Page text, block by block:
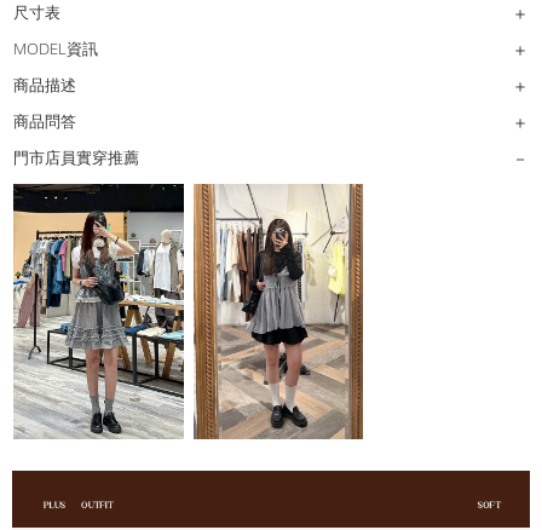
尺寸表
MODEL資訊
商品描述
商品問答
門市店員實穿推薦